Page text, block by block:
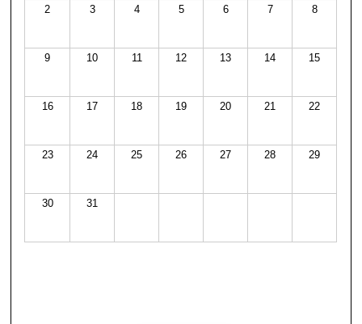
2 3 4 5 6 7 8
9 10 11 12 13 14 15
16 17 18 19 20 21 22
23 24 25 26 27 28 29
30 31